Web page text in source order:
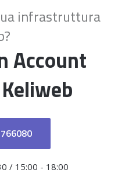
infrastruttura
Account
/ 15:00 - 18:00